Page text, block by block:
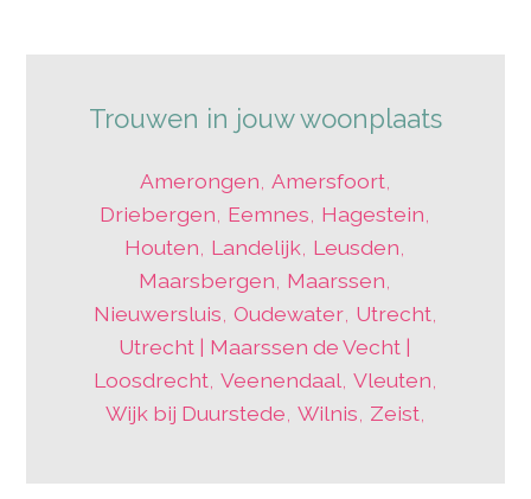
Trouwen in jouw woonplaats
Amerongen, Amersfoort,
Driebergen, Eemnes, Hagestein,
Houten, Landelijk, Leusden,
Maarsbergen, Maarssen,
Nieuwersluis, Oudewater, Utrecht,
Utrecht | Maarssen de Vecht |
Loosdrecht, Veenendaal, Vleuten,
Wijk bij Duurstede, Wilnis, Zeist,